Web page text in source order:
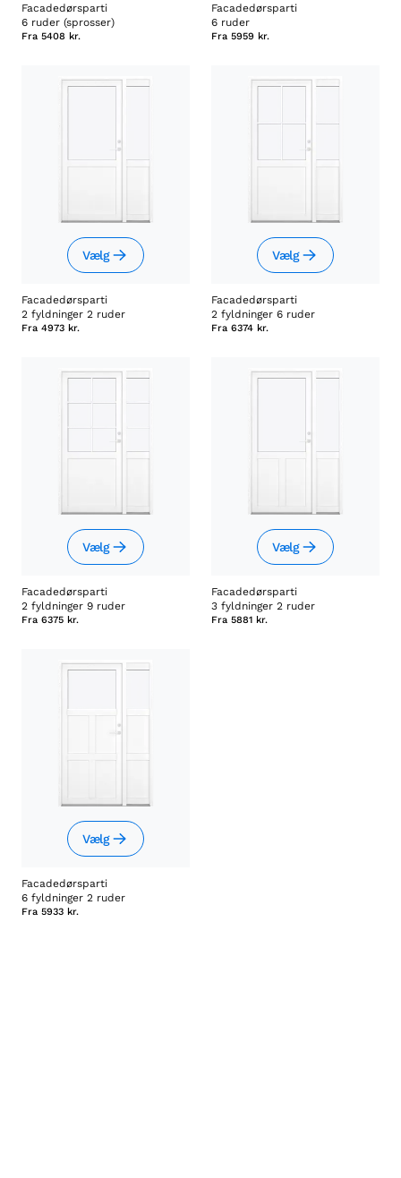
Facadedørsparti
6 ruder (sprosser)
Fra 5408 kr.
Facadedørsparti
6 ruder
Fra 5959 kr.
Vælg
Facadedørsparti
2 fyldninger 2 ruder
Fra 4973 kr.
Vælg
Facadedørsparti
2 fyldninger 6 ruder
Fra 6374 kr.
Vælg
Facadedørsparti
2 fyldninger 9 ruder
Fra 6375 kr.
Vælg
Facadedørsparti
3 fyldninger 2 ruder
Fra 5881 kr.
Vælg
Facadedørsparti
6 fyldninger 2 ruder
Fra 5933 kr.